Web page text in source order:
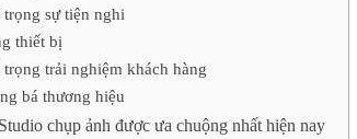
trọng sự tiện nghi
thiết bị
trọng trải nghiệm khách hàng
bá thương hiệu
chụp ảnh được ưa chuộng nhất hiện nay